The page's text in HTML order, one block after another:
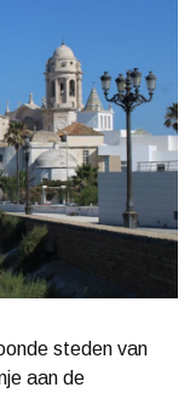
steden van
aan de